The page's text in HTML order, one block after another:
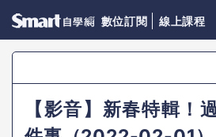
數位訂閱 線上課程
【影音】新春特輯！